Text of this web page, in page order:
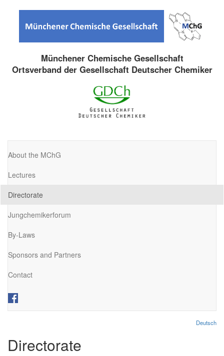
Münchener Chemische Gesellschaft
Ortsverband der Gesellschaft Deutscher Chemiker
About the MChG
Lectures
Directorate
Jungchemikerforum
By-Laws
Sponsors and Partners
Contact
Deutsch
Directorate